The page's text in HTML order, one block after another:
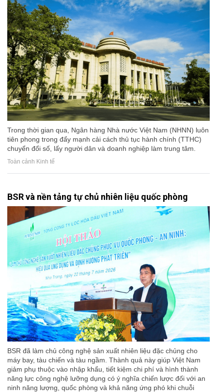
Trong thời gian qua, Ngân hàng Nhà nước Việt Nam (NHNN) luôn
tiên phong trong đẩy mạnh cải cách thủ tục hành chính (TTHC)
chuyển đổi số, lấy người dân và doanh nghiệp làm trung tâm.
Toàn cảnh Kinh tế
BSR và nền tảng tự chủ nhiên liệu quốc phòng
BSR đã làm chủ công nghệ sản xuất nhiên liệu đặc chủng cho
máy bay, tàu chiến và tàu ngầm. Thành quả này giúp Việt Nam
giảm phụ thuộc vào nhập khẩu, tiết kiệm chi phí và hình thành
năng lực công nghệ lưỡng dụng có ý nghĩa chiến lược đối với an
ninh năng lượng, quốc phòng và khả năng ứng phó khi chuỗi